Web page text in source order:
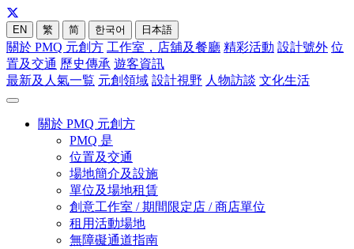
EN 繁 简 한국어 日本語
關於 PMQ 元創方 工作室，店舖及餐廳 精彩活動 設計號外 位
置及交通 歷史傳承 遊客資訊
最新及人氣一覧 元創領域 設計視野 人物訪談 文化生活
關於 PMQ 元創方
PMQ 是
位置及交通
場地簡介及設施
單位及場地租賃
創意工作室 / 期間限定店 / 商店單位
租用活動場地
無障礙通道指南